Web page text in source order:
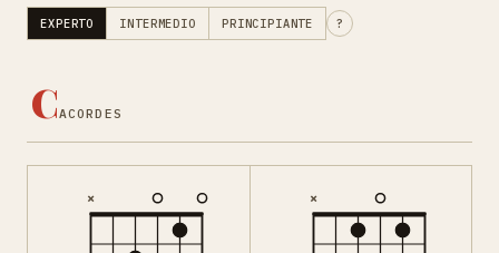
EXPERTO INTERMEDIO PRINCIPIANTE ?
CACORDES
× ×